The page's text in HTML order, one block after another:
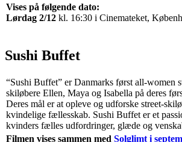
Vises på følgende dato:
Lørdag 2/12 kl. 16:30 i Cinemateket,
Sushi Buffet
“Sushi Buffet” er Danmarks først all-women
skiløbere Ellen, Maya og Isabella på deres
Deres mål er at opleve og udforske street-
kvindelige fællesskab. Sushi Buffet er et
kvinders fælles udfordringer, glæde og
Filmen vises sammen med Solglimt i